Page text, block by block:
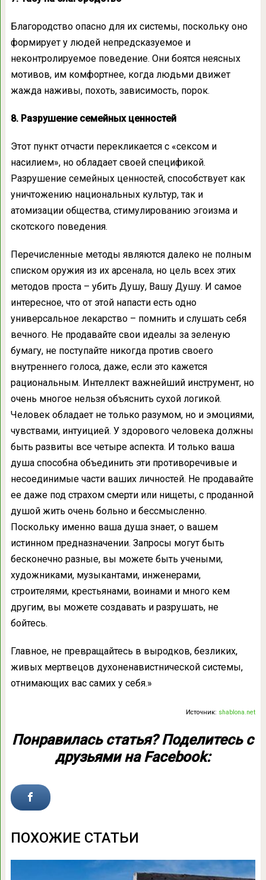
Благородство опасно для их системы, поскольку оно
формирует у людей непредсказуемое и
неконтролируемое поведение. Они боятся неясных
мотивов, им комфортнее, когда людьми движет
жажда наживы, похоть, зависимость, порок.
8. Разрушение семейных ценностей
Этот пункт отчасти перекликается с «сексом и
насилием», но обладает своей спецификой.
Разрушение семейных ценностей, способствует как
уничтожению национальных культур, так и
атомизации общества, стимулированию эгоизма и
скотского поведения.
Перечисленные методы являются далеко не полным
списком оружия из их арсенала, но цель всех этих
методов проста – убить Душу, Вашу Душу. И самое
интересное, что от этой напасти есть одно
универсальное лекарство – помнить и слушать себя
вечного. Не продавайте свои идеалы за зеленую
бумагу, не поступайте никогда против своего
внутреннего голоса, даже, если это кажется
рациональным. Интеллект важнейший инструмент, но
очень многое нельзя объяснить сухой логикой.
Человек обладает не только разумом, но и эмоциями,
чувствами, интуицией. У здорового человека должны
быть развиты все четыре аспекта. И только ваша
душа способна объединить эти противоречивые и
несоединимые части ваших личностей. Не продавайте
ее даже под страхом смерти или нищеты, с проданной
душой жить очень больно и бессмысленно.
Поскольку именно ваша душа знает, о вашем
истинном предназначении. Запросы могут быть
бесконечно разные, вы можете быть учеными,
художниками, музыкантами, инженерами,
строителями, крестьянами, воинами и много кем
другим, вы можете создавать и разрушать, не
бойтесь.
Главное, не превращайтесь в выродков, безликих,
живых мертвецов духоненавистнической системы,
отнимающих вас самих у себя.»
Источник: shablona.net
Понравилась статья? Поделитесь с
друзьями на Facebook:
ПОХОЖИЕ СТАТЬИ